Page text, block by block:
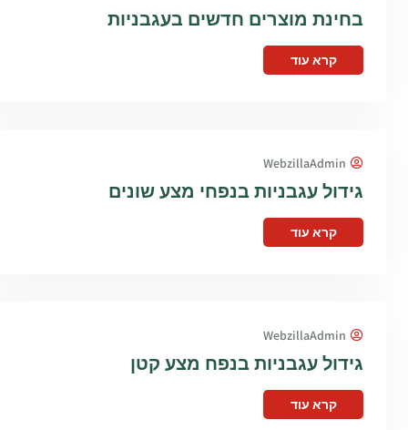
בחינת מוצרים חדשים בעגבניות
קרא עוד
WebzillaAdmin
גידול עגבניות בנפחי מצע שונים
קרא עוד
WebzillaAdmin
גידול עגבניות בנפח מצע קטן
קרא עוד